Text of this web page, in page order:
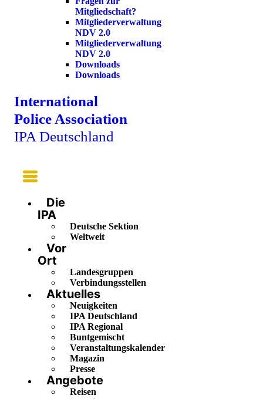
Mitgliedschaft?
Mitgliederverwaltung
NDV 2.0
Mitgliederverwaltung
NDV 2.0
Downloads
Downloads
International
Police Association
IPA Deutschland
Main
Menu
Die
IPA
Deutsche Sektion
Weltweit
Vor
Ort
Landesgruppen
Verbindungsstellen
Aktuelles
Neuigkeiten
IPA Deutschland
IPA Regional
Buntgemischt
Veranstaltungskalender
Magazin
Presse
Angebote
Reisen